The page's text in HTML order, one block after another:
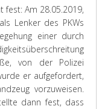
Am 28.05.2019,
Lenker des PKWs
einer durch
von der Polizei
er aufgefordert,
vorzuweisen.
dann fest, dass